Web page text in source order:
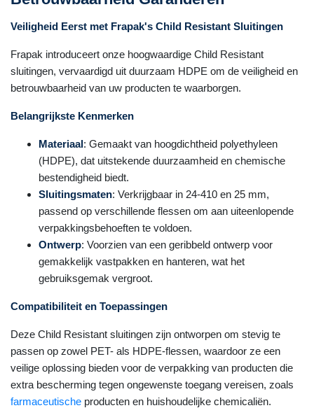
Veiligheid Eerst met Frapak's Child Resistant Sluitingen
Frapak introduceert onze hoogwaardige Child Resistant
sluitingen, vervaardigd uit duurzaam HDPE om de veiligheid en
betrouwbaarheid van uw producten te waarborgen.
Belangrijkste Kenmerken
Materiaal: Gemaakt van hoogdichtheid polyethyleen
(HDPE), dat uitstekende duurzaamheid en chemische
bestendigheid biedt.
Sluitingsmaten: Verkrijgbaar in 24-410 en 25 mm,
passend op verschillende flessen om aan uiteenlopende
verpakkingsbehoeften te voldoen.
Ontwerp: Voorzien van een geribbeld ontwerp voor
gemakkelijk vastpakken en hanteren, wat het
gebruiksgemak vergroot.
Compatibiliteit en Toepassingen
Deze Child Resistant sluitingen zijn ontworpen om stevig te
passen op zowel PET- als HDPE-flessen, waardoor ze een
veilige oplossing bieden voor de verpakking van producten die
extra bescherming tegen ongewenste toegang vereisen, zoals
farmaceutische producten en huishoudelijke chemicaliën.